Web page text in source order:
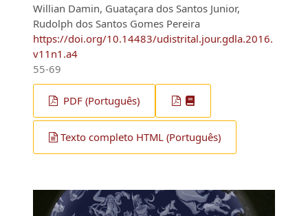
Willian Damin, Guataçara dos Santos Junior,
Rudolph dos Santos Gomes Pereira
https://doi.org/10.14483/udistrital.jour.gdla.2016.
v11n1.a4
55-69
PDF (Português)
Texto completo HTML (Português)